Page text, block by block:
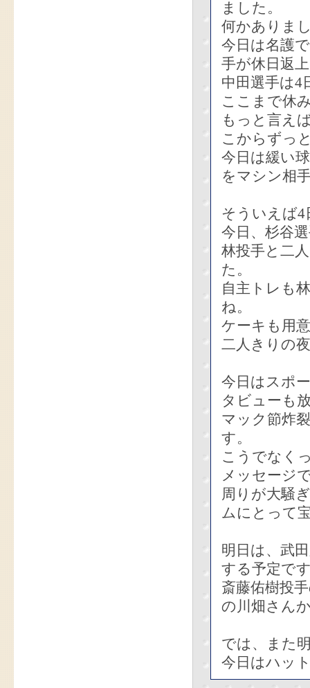
ました。
何かありま
今日は名護
手が休日返
中田選手は4
ここまで休
もっと言え
こからずっ
今日は緩い
をマシン相
そういえば4
今日、杉谷
林投手と二
た。
自主トレも
ね。
ケーキも用
二人きりの
今日はスポ
タビューも
マック節炸
す。
こうでなく
メッセージ
周りが大騒
ムにとって
明日は、武
する予定で
斎藤佑樹投
の川畑さん
では、また
今日はハッ